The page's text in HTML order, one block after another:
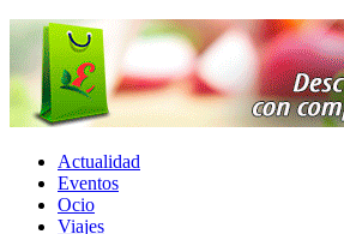
Actualidad
Eventos
Ocio
Viajes